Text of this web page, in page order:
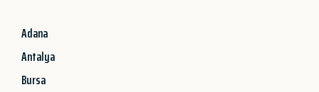
Adana
Antalya
Bursa